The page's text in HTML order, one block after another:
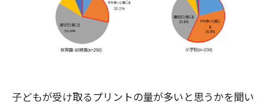
子どもが受け取るプリントの量が多いと思うかを聞い